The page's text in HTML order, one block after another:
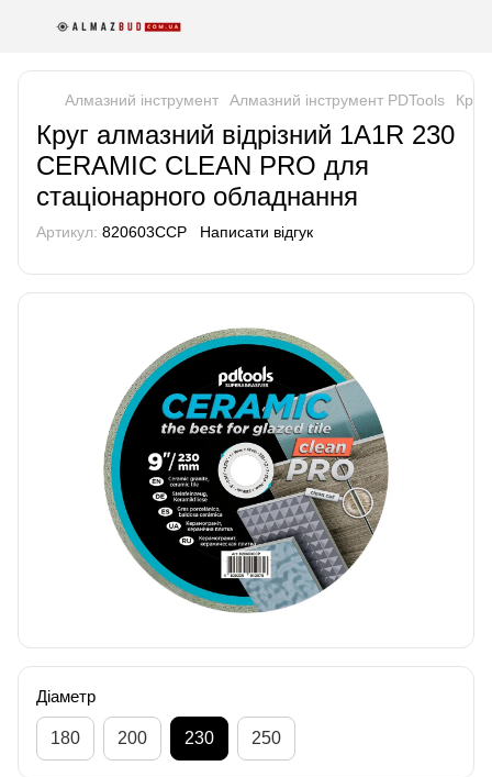
Алмазний інструмент Алмазний інструмент PDTools
Круг алмазний вiдрiзний 1A1R 230
СERAMIC CLEAN PRO для
стаціонарного обладнання
Артикул: 820603CCP Написати відгук
Діаметр
180 200 230 250